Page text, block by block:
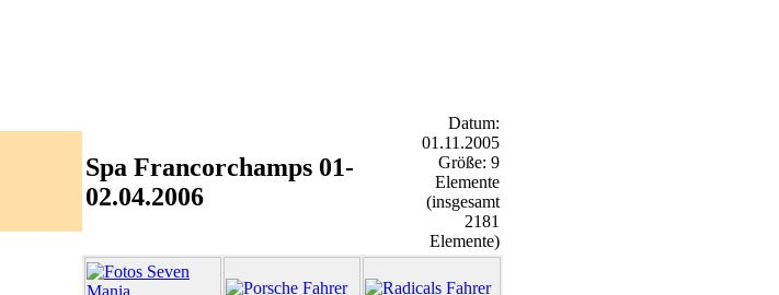
Spa Francorchamps 01-
02.04.2006
Datum:
01.11.2005
Größe: 9
Elemente
(insgesamt
2181
Elemente)